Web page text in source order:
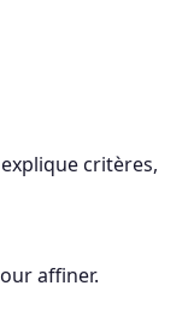
critères,
affiner.